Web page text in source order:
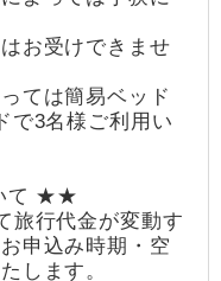
お受けできませ
ては簡易ベッド
で3名様ご利用い
て ★★
旅行代金が変動す
申込み時期・空
します。